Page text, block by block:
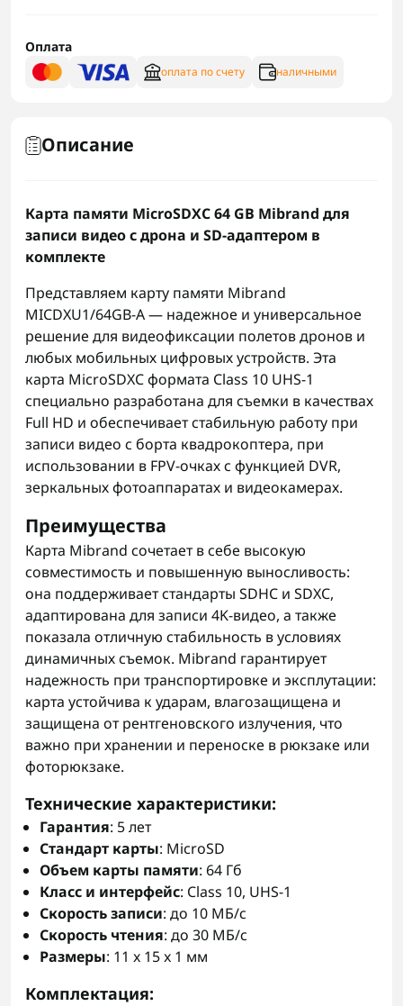
Оплата
оплата по счету наличными
Описание
Карта памяти MicroSDXC 64 GB Mibrand для
записи видео с дрона и SD-адаптером в
комплекте
Представляем карту памяти Mibrand
MICDXU1/64GB-A — надежное и универсальное
решение для видеофиксации полетов дронов и
любых мобильных цифровых устройств. Эта
карта MicroSDXC формата Class 10 UHS-1
специально разработана для съемки в качествах
Full HD и обеспечивает стабильную работу при
записи видео с борта квадрокоптера, при
использовании в FPV-очках с функцией DVR,
зеркальных фотоаппаратах и видеокамерах.
Преимущества
Карта Mibrand сочетает в себе высокую
совместимость и повышенную выносливость:
она поддерживает стандарты SDHC и SDXC,
адаптирована для записи 4K-видео, а также
показала отличную стабильность в условиях
динамичных съемок. Mibrand гарантирует
надежность при транспортировке и эксплутации:
карта устойчива к ударам, влагозащищена и
защищена от рентгеновского излучения, что
важно при хранении и переноске в рюкзаке или
фоторюкзаке.
Технические характеристики:
Гарантия: 5 лет
Стандарт карты: MicroSD
Объем карты памяти: 64 Гб
Класс и интерфейс: Class 10, UHS-1
Скорость записи: до 10 МБ/с
Скорость чтения: до 30 МБ/с
Размеры: 11 x 15 x 1 мм
Комплектация: